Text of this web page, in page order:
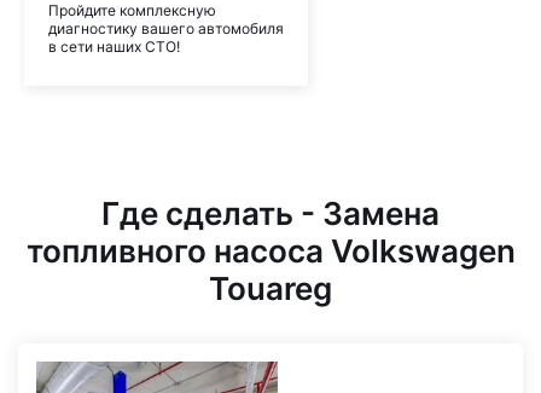
Пройдите комплексную
диагностику вашего автомобиля
в сети наших СТО!
Где сделать - Замена
топливного насоса Volkswagen
Touareg